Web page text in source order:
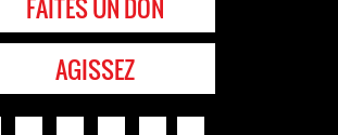
FAITES UN DON
AGISSEZ